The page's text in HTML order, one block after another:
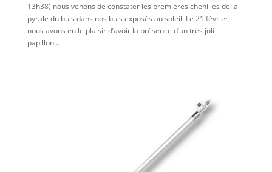
13h38) nous venons de constater les premières chenilles de la
pyrale du buis dans nos buis exposés au soleil. Le 21 février,
nous avons eu le plaisir d’avoir la présence d’un très joli
papillon...